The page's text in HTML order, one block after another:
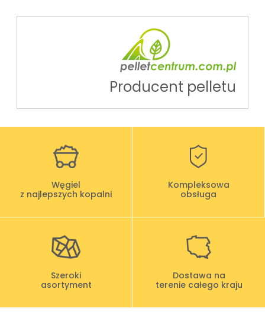
Producent pelletu
Węgiel
z najlepszych kopalni
Kompleksowa
obsługa
Szeroki
asortyment
Dostawa na
terenie całego kraju